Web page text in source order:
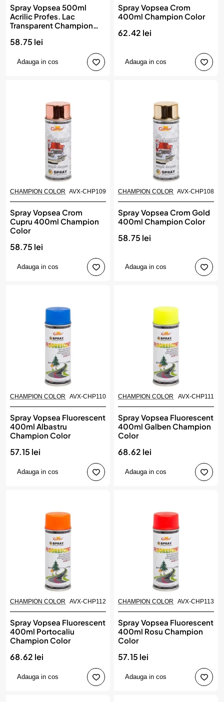
Spray Vopsea 500ml
Acrilic Profes. Lac
Transparent Champion
58.75 lei
Adauga in cos
Spray Vopsea Crom
400ml Champion Color
62.42 lei
Adauga in cos
CHAMPION COLOR AVX-CHP109
Spray Vopsea Crom
Cupru 400ml Champion
Color
58.75 lei
Adauga in cos
CHAMPION COLOR AVX-CHP108
Spray Vopsea Crom Gold
400ml Champion Color
58.75 lei
Adauga in cos
CHAMPION COLOR AVX-CHP110
Spray Vopsea Fluorescent
400ml Albastru
Champion Color
57.15 lei
Adauga in cos
CHAMPION COLOR AVX-CHP111
Spray Vopsea Fluorescent
400ml Galben Champion
Color
68.62 lei
Adauga in cos
CHAMPION COLOR AVX-CHP112
Spray Vopsea Fluorescent
400ml Portocaliu
Champion Color
68.62 lei
Adauga in cos
CHAMPION COLOR AVX-CHP113
Spray Vopsea Fluorescent
400ml Rosu Champion
Color
57.15 lei
Adauga in cos